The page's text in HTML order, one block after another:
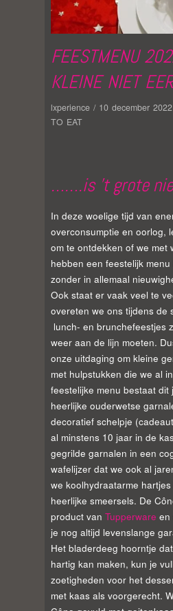
FEESTMENU
KLEINE NIET
lxperience / 10 december 2022
TO EAT
…….is ’t grote
In deze woelige tijd van
overconsumptie en oorlog,
om te ontdekken of we met
hebben een feestelijk
zonder in allemaal
Ook staat er vaak veel te
overeten we ons tijdens de
lunch- en brunchefeestjes
weer aan de lijn moeten.
onze uitdaging om kleine
met hulpstukken die we al
feestelijke menu bestaat dit
heerlijke ouderwetse
decoratief schelpje
al minstens 10 jaar in de
gegrilde garnalen in een
wafelijzer dat we ook al
we koolhydraatarme
heerlijke smeersels. De
product van Tupperware en
je nog altijd levenslange
Het bladerdeeg hoorntje
hartig kan maken, kun je
zoetigheden voor het
met kaas als voorgerecht.